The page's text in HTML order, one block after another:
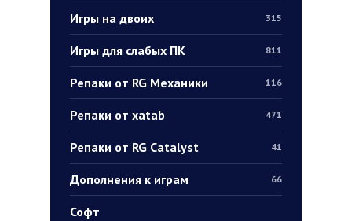
Игры на двоих 315
Игры для слабых ПК 811
Репаки от RG Механики 116
Репаки от xatab 471
Репаки от RG Catalyst 41
Дополнения к играм 66
Софт